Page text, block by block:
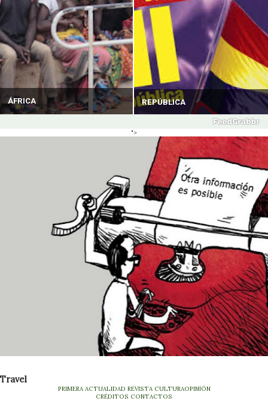
ÁFRICA REPÚBLICA
">
Travel
PRIMERA ACTUALIDAD REVISTA CULTURAOPINIÓN
CRÉDITOS CONTACTOS